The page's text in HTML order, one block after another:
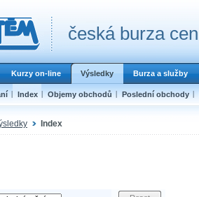
česká burza
Kurzy on-line Výsledky Burza a služby
Index Objemy obchodů Poslední obchody
Index